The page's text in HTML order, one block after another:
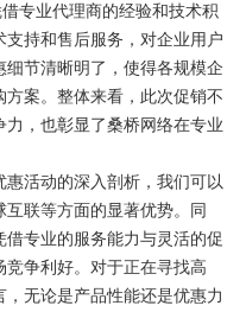
专业代理商的经验和技术积
持和售后服务，对企业用户
节清晰明了，使得各规模企
案。整体来看，此次促销不
，也彰显了桑桥网络在专业
活动的深入剖析，我们可以
联等方面的显著优势。同
专业的服务能力与灵活的促
争利好。对于正在寻找高
无论是产品性能还是优惠力